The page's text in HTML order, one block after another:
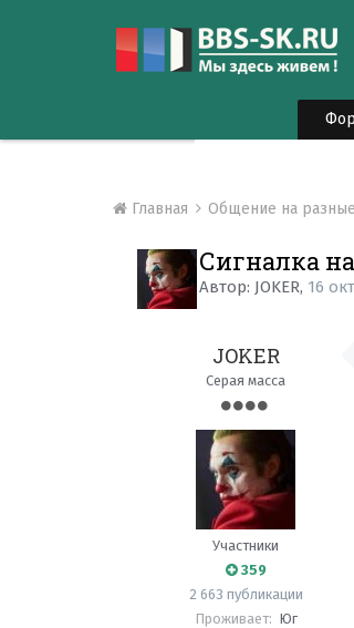
Главная Общение на
Сигналка
Автор: JOKER, 16
JOKER
Серая масса
Участники
359
2 663 публикации
Проживает: Юг